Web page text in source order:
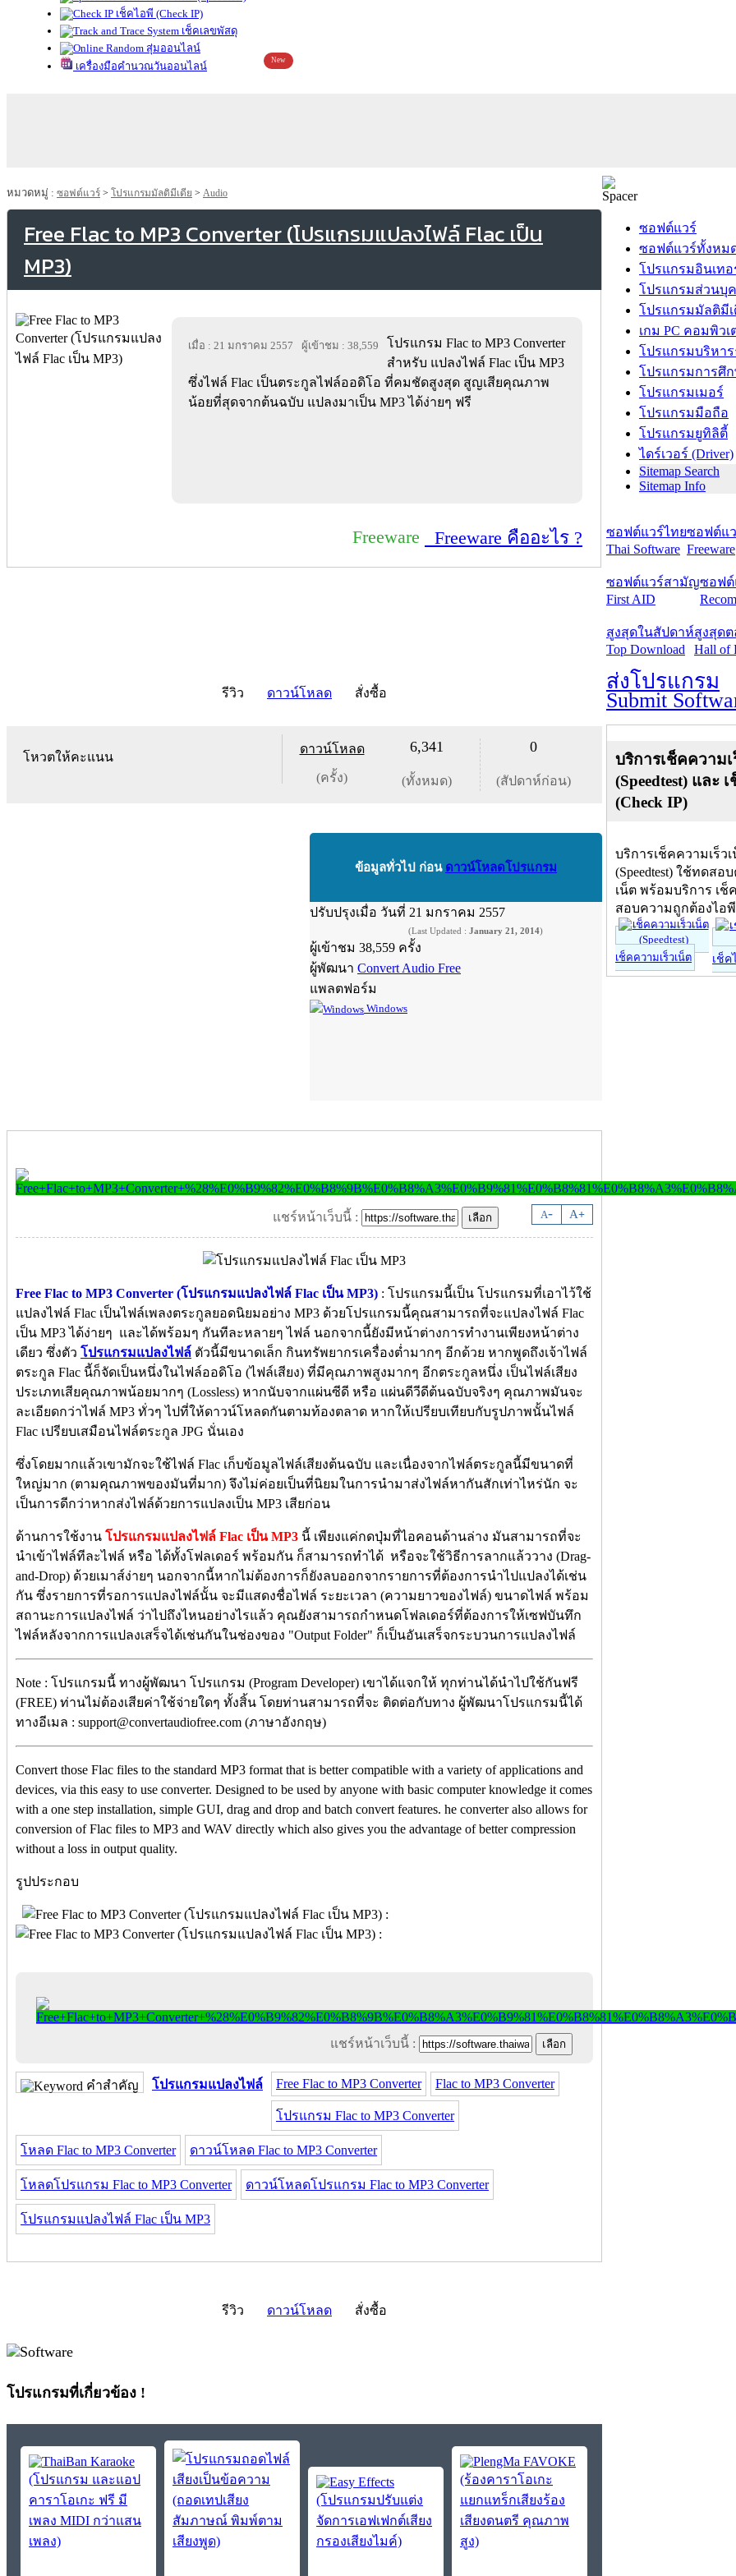
เช็คไอพี (Check IP)
เช็คเลขพัสดุ
สุ่มออนไลน์
เครื่องมือคำนวณวันออนไลน์
New
หมวดหมู่ : ซอฟต์แวร์ > โปรแกรมมัลติมีเดีย > Audio
Free Flac to MP3 Converter (โปรแกรมแปลงไฟล์ Flac เป็น
MP3)
เมื่อ : 21 มกราคม 2557 ผู้เข้าชม : 38,559
โปรแกรม Flac to MP3 Converter
สำหรับ แปลงไฟล์ Flac เป็น MP3
ซึ่งไฟล์ Flac เป็นตระกูลไฟล์ออดิโอ ที่คมชัดสูงสุด สูญเสียคุณภาพ
น้อยที่สุดจากต้นฉบับ แปลงมาเป็น MP3 ได้ง่ายๆ ฟรี
Freeware Freeware คืออะไร ?
รีวิว ดาวน์โหลด สั่งซื้อ
โหวตให้คะแนน
ดาวน์โหลด
(ครั้ง)
6,341
(ทั้งหมด)
0
(สัปดาห์ก่อน)
ข้อมูลทั่วไป ก่อน ดาวน์โหลดโปรแกรม
ปรับปรุงเมื่อ วันที่ 21 มกราคม 2557
(Last Updated : January 21, 2014)
ผู้เข้าชม 38,559 ครั้ง
ผู้พัฒนา Convert Audio Free
แพลตฟอร์ม
Windows
A- A+
แชร์หน้าเว็บนี้ :
Free Flac to MP3 Converter (โปรแกรมแปลงไฟล์ Flac เป็น MP3) : โปรแกรมนี้เป็น โปรแกรมที่เอาไว้ใช้
แปลงไฟล์ Flac เป็นไฟล์เพลงตระกูลยอดนิยมอย่าง MP3 ด้วยโปรแกรมนี้คุณสามารถที่จะแปลงไฟล์ Flac
เป็น MP3 ได้ง่ายๆ และได้พร้อมๆ กันทีละหลายๆ ไฟล์ นอกจากนี้ยังมีหน้าต่างการทำงานเพียงหน้าต่าง
เดียว ซึ่งตัว โปรแกรมแปลงไฟล์ ตัวนี้มีขนาดเล็ก กินทรัพยากรเครื่องต่ำมากๆ อีกด้วย หากพูดถึงเจ้าไฟล์
ตระกูล Flac นี้ก็จัดเป็นหนึ่งในไฟล์ออดิโอ (ไฟล์เสียง) ที่มีคุณภาพสูงมากๆ อีกตระกูลหนึ่ง เป็นไฟล์เสียง
ประเภทเสียคุณภาพน้อยมากๆ (Lossless) หากนับจากแผ่นซีดี หรือ แผ่นดีวีดีต้นฉบับจริงๆ คุณภาพมันจะ
ละเอียดกว่าไฟล์ MP3 ทั่วๆ ไปที่ให้ดาวน์โหลดกันตามท้องตลาด หากให้เปรียบเทียบกับรูปภาพนั้นไฟล์
Flac เปรียบเสมือนไฟล์ตระกูล JPG นั่นเอง
ซึ่งโดยมากแล้วเขามักจะใช้ไฟล์ Flac เก็บข้อมูลไฟล์เสียงต้นฉบับ และเนื่องจากไฟล์ตระกูลนี้มีขนาดที่
ใหญ่มาก (ตามคุณภาพของมันที่มาก) จึงไม่ค่อยเป็นที่นิยมในการนำมาส่งไฟล์หากันสักเท่าไหร่นัก จะ
เป็นการดีกว่าหากส่งไฟล์ด้วยการแปลงเป็น MP3 เสียก่อน
ด้านการใช้งาน โปรแกรมแปลงไฟล์ Flac เป็น MP3 นี้ เพียงแค่กดปุ่มที่ไอคอนด้านล่าง มันสามารถที่จะ
นำเข้าไฟล์ทีละไฟล์ หรือ ได้ทั้งโฟลเดอร์ พร้อมกัน ก็สามารถทำได้ หรือจะใช้วิธีการลากแล้ววาง (Drag-
and-Drop) ด้วยเมาส์ง่ายๆ นอกจากนี้หากไม่ต้องการก็ยังลบออกจากรายการที่ต้องการนำไปแปลงได้เช่น
กัน ซึ่งรายการที่รอการแปลงไฟล์นั้น จะมีแสดงชื่อไฟล์ ระยะเวลา (ความยาวของไฟล์) ขนาดไฟล์ พร้อม
สถานะการแปลงไฟล์ ว่าไปถึงไหนอย่างไรแล้ว คุณยังสามารถกำหนดโฟลเดอร์ที่ต้องการให้เซฟบันทึก
ไฟล์หลังจากการแปลงเสร็จได้เช่นกันในช่องของ "Output Folder" ก็เป็นอันเสร็จกระบวนการแปลงไฟล์
Note : โปรแกรมนี้ ทางผู้พัฒนา โปรแกรม (Program Developer) เขาได้แจกให้ ทุกท่านได้นำไปใช้กันฟรี
(FREE) ท่านไม่ต้องเสียค่าใช้จ่ายใดๆ ทั้งสิ้น โดยท่านสามารถที่จะ ติดต่อกับทาง ผู้พัฒนาโปรแกรมนี้ได้
ทางอีเมล : support@convertaudiofree.com (ภาษาอังกฤษ)
Convert those Flac files to the standard MP3 format that is better compatible with a variety of applications and
devices, via this easy to use converter. Designed to be used by anyone with basic computer knowledge it comes
with a one step installation, simple GUI, drag and drop and batch convert features. he converter also allows for
conversion of Flac files to MP3 and WAV directly which also gives you the advantage of better compression
without a loss in output quality.
รูปประกอบ
แชร์หน้าเว็บนี้ :
คำสำคัญ โปรแกรมแปลงไฟล์ Free Flac to MP3 Converter Flac to MP3 Converter
โปรแกรม Flac to MP3 Converter
โหลด Flac to MP3 Converter ดาวน์โหลด Flac to MP3 Converter
โหลดโปรแกรม Flac to MP3 Converter ดาวน์โหลดโปรแกรม Flac to MP3 Converter
โปรแกรมแปลงไฟล์ Flac เป็น MP3
รีวิว ดาวน์โหลด สั่งซื้อ
โปรแกรมที่เกี่ยวข้อง !
ซอฟต์แวร์
ซอฟต์แวร์ทั้งหม
โปรแกรมอินเทอ
โปรแกรมส่วนบุ
โปรแกรมมัลติมีเ
เกม PC คอมพิวเ
โปรแกรมบริหา
โปรแกรมการศึ
โปรแกรมเมอร์
โปรแกรมมือถือ
โปรแกรมยูทิลิตี้
ไดร์เวอร์ (Driver)
Sitemap Search
Sitemap Info
ซอฟต์แวร์ไทย
Thai Software
ซอฟต์แ
Freeware
ซอฟต์แวร์สามัญ
First AID
ซอฟต์
สูงสุดในสัปดาห์
Top Download
สูงสุด
Hall of
ส่งโปรแกรม
Submit
บริการเช็คความเ
(Speedtest) และ
(Check IP)
บริการเช็คความเร็ว
(Speedtest) ใช้ทดสอ
เน็ต พร้อมบริการ เช็
สอบความถูกต้องไอ
เช็คความเร็วเน็ต เช็ค